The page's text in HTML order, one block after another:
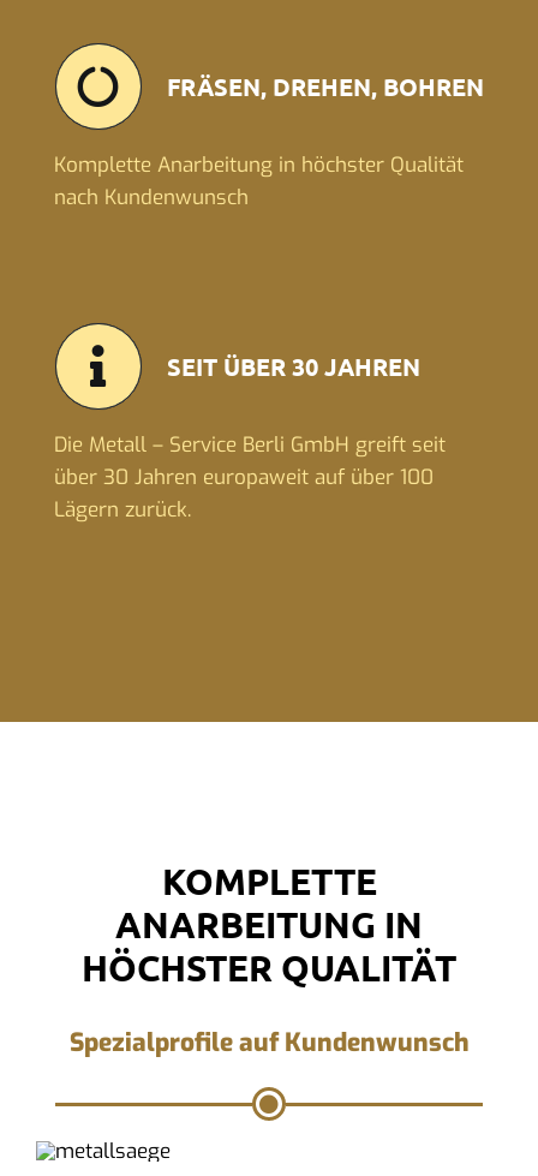
FRÄSEN, DREHEN, BOHREN
Komplette Anarbeitung in höchster Qualität
nach Kundenwunsch
SEIT ÜBER 30 JAHREN
Die Metall – Service Berli GmbH greift seit
über 30 Jahren europaweit auf über 100
Lägern zurück.
KOMPLETTE
ANARBEITUNG IN
HÖCHSTER QUALITÄT
Spezialprofile auf Kundenwunsch